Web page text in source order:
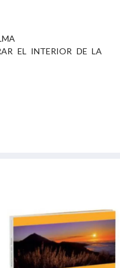
EL INTERIOR DE LA